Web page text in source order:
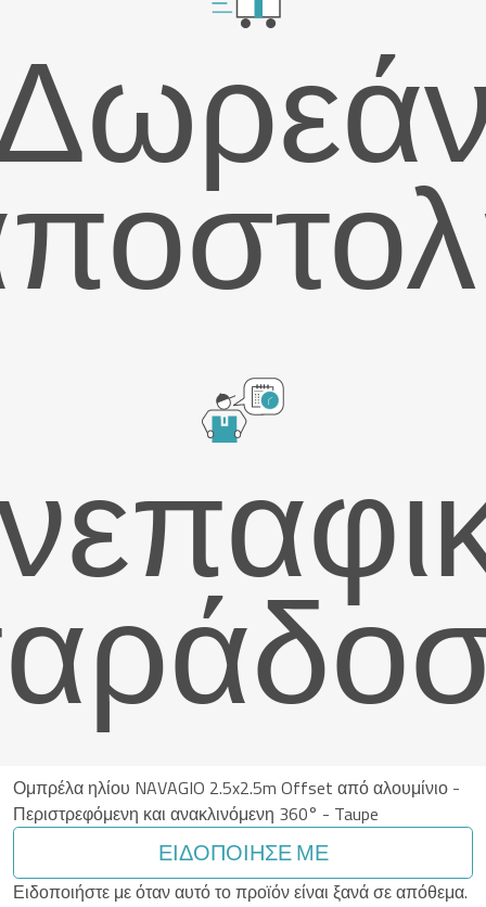
Ομπρέλα ηλίου NAVAGIO 2.5x2.5m Offset από αλουμίνιο -
Περιστρεφόμενη και ανακλινόμενη 360° - Taupe
ΕΙΔΟΠΟΊΗΣΈ ΜΕ
Ειδοποιήστε με όταν αυτό το προϊόν είναι ξανά σε απόθεμα.